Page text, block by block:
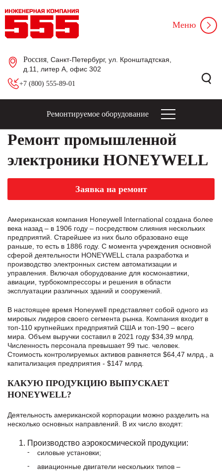
Россия , Санкт-Петербург, ул. Кронштадтская,
д.11, литер А, офис 302
+7 (800) 555-89-01
Меню
Ремонтируемое оборудование
Ремонт промышленной
электроники HONEYWELL
Заявка на ремонт
Американская компания Honeywell International создана более
века назад – в 1906 году – посредством слияния нескольких
предприятий. Старейшее из них было образовано еще
раньше, то есть в 1886 году. С момента учреждения основной
сферой деятельности HONEYWELL стала разработка и
производство электронных систем автоматизации и
управления. Включая оборудование для космонавтики,
авиации, турбокомпрессоры и решения в области
эксплуатации различных зданий и сооружений.
В настоящее время Honeywell представляет собой одного из
мировых лидеров своего сегмента рынка. Компания входит в
топ-110 крупнейших предприятий США и топ-190 – всего
мира. Объем выручки составил в 2021 году $34,39 млрд.
Численность персонала превышает 99 тыс. человек.
Стоимость контролируемых активов равняется $64,47 млрд., а
капитализация предприятия - $147 млрд.
КАКУЮ ПРОДУКЦИЮ ВЫПУСКАЕТ
HONEYWELL?
Деятельность американской корпорации можно разделить на
несколько основных направлений. В их число входят:
Производство аэрокосмической продукции:
силовые установки;
авиационные двигатели нескольких типов –